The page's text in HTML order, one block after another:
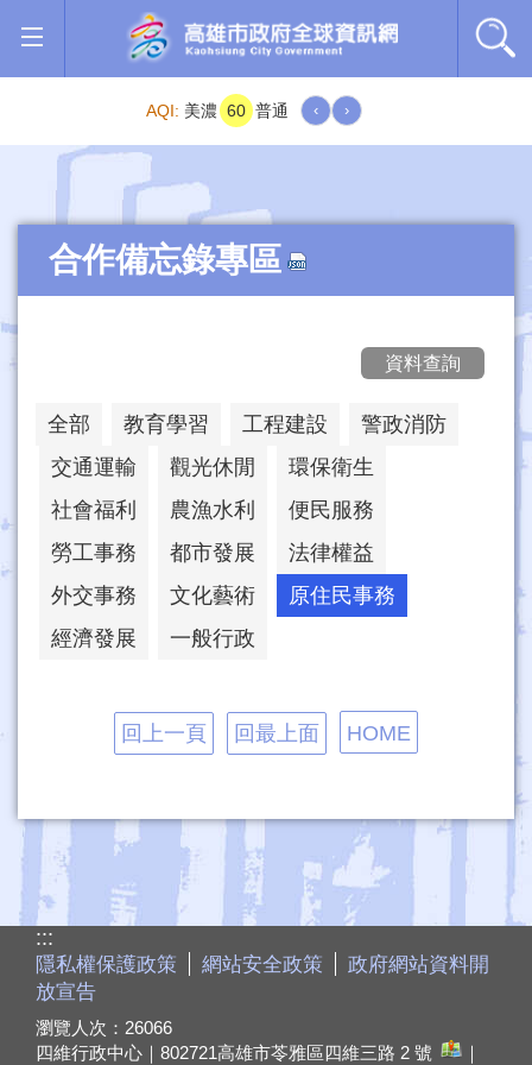
跳到主要內容區塊
AQI: 美濃 60 普通 ‹ ›
合作備忘錄專區
資料查詢
全部 教育學習 工程建設
警政消防
交通運輸
觀光休閒
環保衛生
社會福利
農漁水利
便民服務
勞工事務
都市發展
法律權益
外交事務
文化藝術
原住民事務
經濟發展
一般行政
回上一頁 回最上面 HOME
:::
隱私權保護政策 網站安全政策
政府網站資料開
放宣告
瀏覽人次： 26066
四維行政中心｜802721高雄市苓雅區四維三路 2 號 ｜